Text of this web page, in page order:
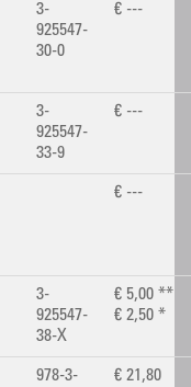
3-
925547-
30-0
€ ---
3-
925547-
33-9
€ ---
€ ---
3-
925547-
38-X
€ 5,00 **
€ 2,50 *
978-3-
€ 21,80